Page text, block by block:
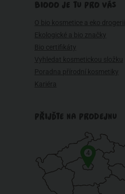
BIOOO JE TU PRO VÁS
O bio kosmetice a eko drogerii
Ekologické a bio značky
Bio certifikáty
Vyhledat kosmetickou složku
Poradna přírodní kosmetiky
Kariéra
PŘIJĎTE NA PRODEJNU
4